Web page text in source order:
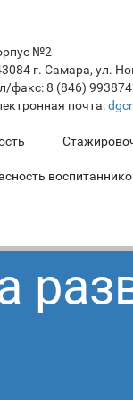
№2
г. Самара, ул.
факс: 8 (846)
почта: